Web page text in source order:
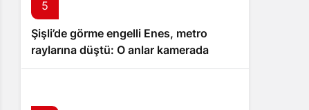
5
Şişli’de görme engelli Enes, metro
raylarına düştü: O anlar kamerada